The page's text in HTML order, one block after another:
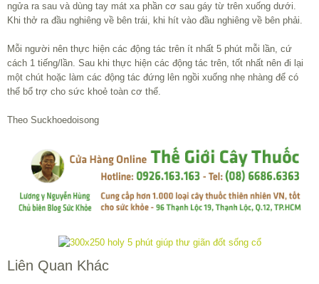
ngửa ra sau và dùng tay mát xa phần cơ sau gáy từ trên xuống dưới.
Khi thở ra đầu nghiêng về bên trái, khi hít vào đầu nghiêng về bên phải.
Mỗi người nên thực hiện các động tác trên ít nhất 5 phút mỗi lần, cứ
cách 1 tiếng/lần. Sau khi thực hiện các động tác trên, tốt nhất nên đi lại
một chút hoặc làm các động tác đứng lên ngồi xuống nhẹ nhàng để có
thể bổ trợ cho sức khoẻ toàn cơ thể.
Theo Suckhoedoisong
Liên Quan Khác